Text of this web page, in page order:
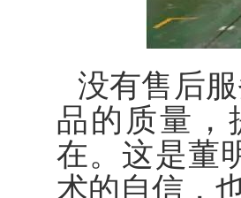
没有售后
品的质量，
在。这是董
术的自信，